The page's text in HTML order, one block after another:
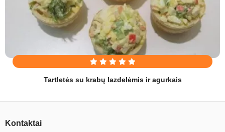
Tartletės su krabų lazdelėmis ir agurkais
Kontaktai